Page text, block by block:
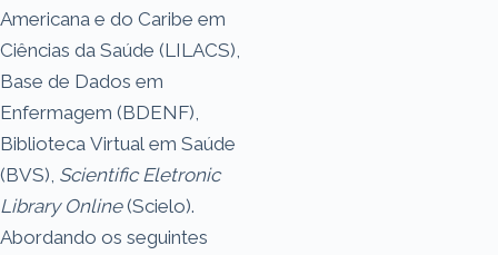
Americana e do Caribe em
Ciências da Saúde (LILACS),
Base de Dados em
Enfermagem (BDENF),
Biblioteca Virtual em Saúde
(BVS), Scientific Eletronic
Library Online(Scielo).
Abordando os seguintes